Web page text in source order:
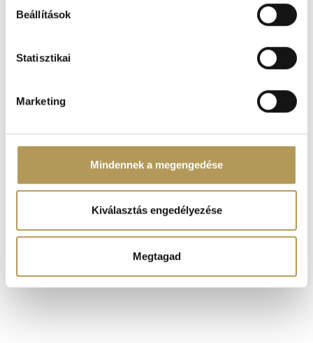
Az Ön készülékén beazonosítása annak konkrét
tulajdonságainak (ujjlenyomat) aktív ellenőrzésével
módjairól és adja meg preferenciáit a
valamint weboldalforgalmunk elemzéséhez. Ezenkívül
megosztjuk az Ön weboldalhasználatra vonatkozó
adatait, akik kombinálhatják az adatokat más olyan
adatokkal, amelyeket Ön adott meg számukra vagy az
Ön által használt más szolgáltatásokból gyűjtöttek.
Beállítások
Statisztikai
Marketing
Mindennek a megengedése
Kiválasztás engedélyezése
Megtagad